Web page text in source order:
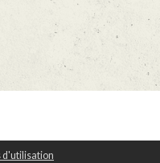
d'utilisation